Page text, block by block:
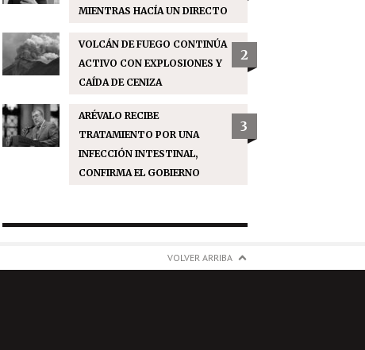
MIENTRAS HACÍA UN DIRECTO
VOLCÁN DE FUEGO CONTINÚA
ACTIVO CON EXPLOSIONES Y
CAÍDA DE CENIZA
2
ARÉVALO RECIBE
TRATAMIENTO POR UNA
INFECCIÓN INTESTINAL,
CONFIRMA EL GOBIERNO
3
VOLVER ARRIBA